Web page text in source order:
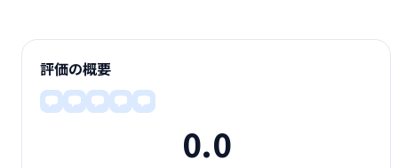
評価の概要
0.0